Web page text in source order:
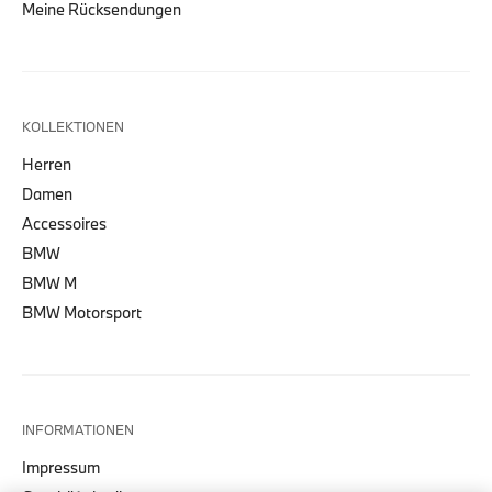
Meine Rücksendungen
KOLLEKTIONEN
Herren
Damen
Accessoires
BMW
BMW M
BMW Motorsport
INFORMATIONEN
Impressum